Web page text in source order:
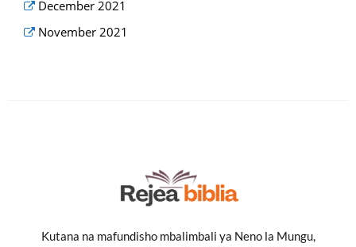
December 2021
November 2021
Kutana na mafundisho mbalimbali ya Neno la Mungu,